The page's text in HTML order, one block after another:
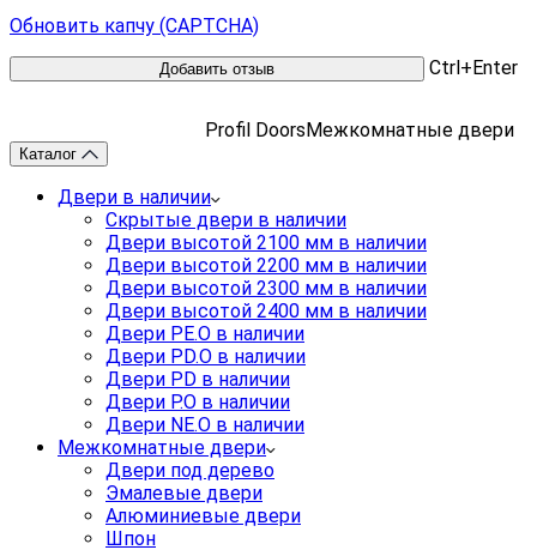
Обновить капчу (CAPTCHA)
Ctrl+Enter
Profil Doors Межкомнатные двери
Каталог
Двери в наличии
Скрытые двери в наличии
Двери высотой 2100 мм в наличии
Двери высотой 2200 мм в наличии
Двери высотой 2300 мм в наличии
Двери высотой 2400 мм в наличии
Двери PE.O в наличии
Двери PD.O в наличии
Двери PD в наличии
Двери P.O в наличии
Двери NE.O в наличии
Межкомнатные двери
Двери под дерево
Эмалевые двери
Алюминиевые двери
Шпон